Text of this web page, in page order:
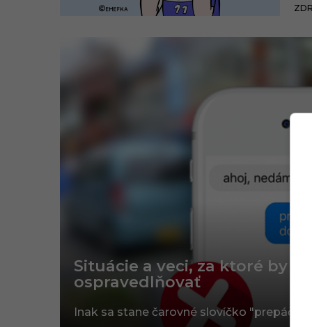
Situácie a veci, za ktoré by
ospravedlňovať
Inak sa stane čarovné slovíčko "prepáč"